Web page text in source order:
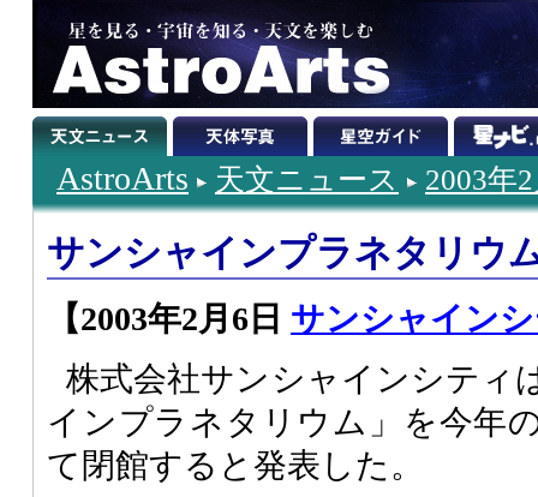
AstroArts 天文ニュース 2003年
サンシャインプラネタリウ
【2003年2月6日 サンシャイン
株式会社サンシャインシティ
インプラネタリウム」を今年
て閉館すると発表した。